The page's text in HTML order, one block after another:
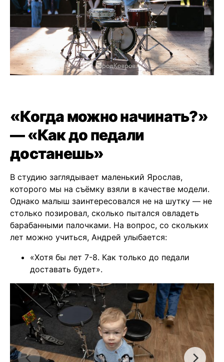
«Когда можно начинать?»
— «Как до педали
достанешь»
В студию заглядывает маленький Ярослав,
которого мы на съёмку взяли в качестве модели.
Однако малыш заинтересовался не на шутку — не
столько позировал, сколько пытался овладеть
барабанными палочками. На вопрос, со скольких
лет можно учиться, Андрей улыбается:
«Хотя бы лет 7-8. Как только до педали
доставать будет».